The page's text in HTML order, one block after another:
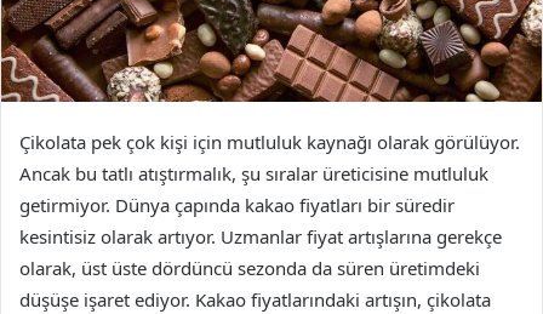
Çikolata pek çok kişi için mutluluk kaynağı olarak görülüyor.
Ancak bu tatlı atıştırmalık, şu sıralar üreticisine mutluluk
getirmiyor. Dünya çapında kakao fiyatları bir süredir
kesintisiz olarak artıyor. Uzmanlar fiyat artışlarına gerekçe
olarak, üst üste dördüncü sezonda da süren üretimdeki
düşüşe işaret ediyor. Kakao fiyatlarındaki artışın, çikolata